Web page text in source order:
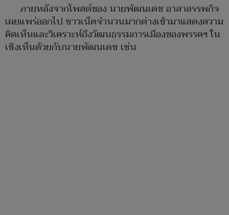
ภายหลังจากโพสต์ของ นายพัฒนเดช อาสาสรรพกิจ
เผยแพร่ออกไป ชาวเน็ตจำนวนมากต่างเข้ามาแสดงความ
คิดเห็นและวิเคราะห์ถึงวัฒนธรรมการเมืองของพรรคฯ ใน
เชิงเห็นด้วยกับนายพัฒนเดช เช่น